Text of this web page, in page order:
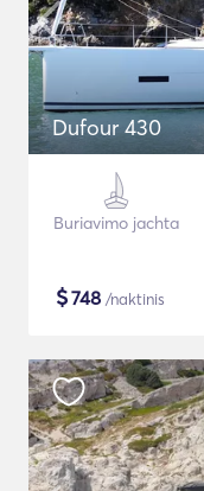
Dufour 430
Buriavimo jachta
$748 /naktinis